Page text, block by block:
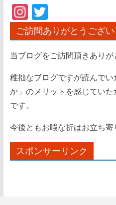
In
st
a
gr
a
m
T
w
itt
er
ご訪問ありがとうござい
当ブログをご訪問頂きありが
稚拙なブログですが読んで
か」のメリットを感じてい
です。
今後ともお暇な折はお立ち寄
スポンサーリンク